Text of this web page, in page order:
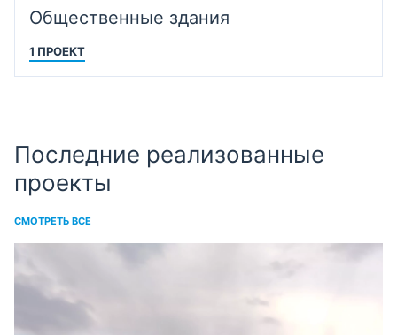
Общественные здания
1 ПРОЕКТ
Последние реализованные
проекты
СМОТРЕТЬ ВСЕ